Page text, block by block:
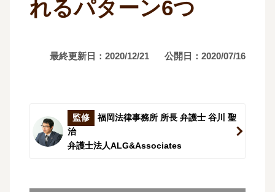
れるパターン6つ
最終更新日：2020/12/21 公開日：2020/07/16
監修
福岡法律事務所 所長 弁護士 谷川 聖
治
弁護士法人ALG&Associates